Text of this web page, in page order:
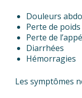
Douleurs
Perte de poids
Perte de
Diarrhées
Hémorragies
Les symptômes